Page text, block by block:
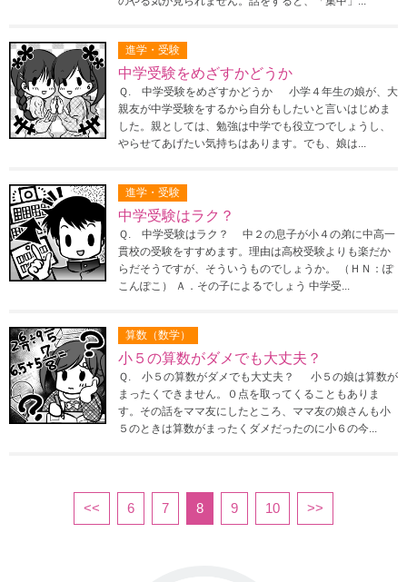
進学・受験
中学受験をめざすかどうか
Ｑ. 中学受験をめざすかどうか 小学４年生の娘が、大
親友が中学受験をするから自分もしたいと言いはじめま
した。親としては、勉強は中学でも役立つでしょうし、
やらせてあげたい気持ちはあります。でも、娘は...
進学・受験
中学受験はラク？
Ｑ. 中学受験はラク？ 中２の息子が小４の弟に中高一
貫校の受験をすすめます。理由は高校受験よりも楽だか
らだそうですが、そういうものでしょうか。 （ＨＮ：ぽ
こんぽこ） Ａ．その子によるでしょう 中学受...
算数（数学）
小５の算数がダメでも大丈夫？
Ｑ. 小５の算数がダメでも大丈夫？ 小５の娘は算数が
まったくできません。０点を取ってくることもありま
す。その話をママ友にしたところ、ママ友の娘さんも小
５のときは算数がまったくダメだったのに小６の今...
<< 6 7 8 9 10 >>